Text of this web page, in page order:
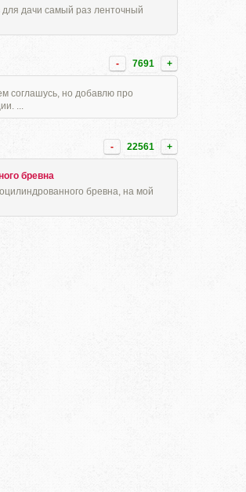
для дачи самый раз ленточный
- 7691 +
соглашусь, но добавлю про
...
- 22561 +
бревна
бревна, на мой